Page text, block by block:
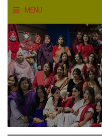
MENU
HOME
ABOUT US
FACULTIES
ACADEMICS